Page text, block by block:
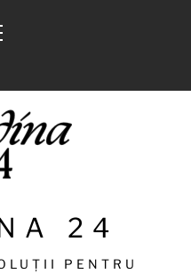
24
PENTRU